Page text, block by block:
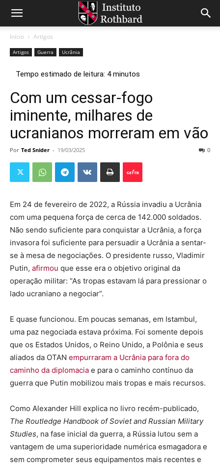
Início Artigos
Artigos Guerra Ucrânia
Com um cessar-fogo
iminente, milhares de
ucranianos morreram em vão
Por Ted Snider - 19/03/2025 0
Em 24 de fevereiro de 2022, a Rússia invadiu a Ucrânia
com uma pequena força de cerca de 142.000 soldados.
Não sendo suficiente para conquistar a Ucrânia, a força
invasora foi suficiente para persuadir a Ucrânia a sentar-
se à mesa de negociações. O presidente russo, Vladimir
Putin, afirmou que esse era o objetivo original da
operação militar: “As tropas estavam lá para pressionar o
lado ucraniano a negociar”.
E quase funcionou. Em poucas semanas, em Istambul,
uma paz negociada estava próxima. Foi somente depois
que os Estados Unidos, o Reino Unido, a Polônia e seus
aliados da OTAN empurraram a Ucrânia para fora do
caminho da diplomacia e para o caminho contínuo da
guerra que Putin mobilizou mais tropas e mais recursos.
Como Alexander Hill explica no livro recém-publicado,
The Routledge Handbook of Soviet and Russian Military
Studies, na fase inicial da guerra, a Rússia lutou sem a
vantagem de uma superioridade numérica esmagadora e
sem comprometer seus equipamentos mais recentes e